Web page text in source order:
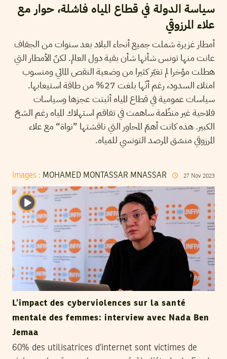
سياسة الدولة في قطاع المياه فاشلة، حوار مع
علاء المرزوقي
أمطار غزيرة شملت جميع أنحاء البلاد بعد سنوات من الجفاف
عانت منها تونس شأنها شأن بقية دول العالم. لكنّ الأمطار التي
هطلت مؤخرا لم تغيّر كثيرا من وضعية النقص المائي ومنسوب
امتلاء السدود، رغم أنّها بلغت 27% من طاقة استيعابها.
سياسات عمومية في قطاع المياه أثبتت عجزها وسياسات
فلاحية غير منظّمة ساهمت في تفاقم استهلاك المياه رغم الشحّ
الكبير. هذه كانت أهمّ المحاور التي ناقشتها ”نواة“ مع علاء
المرزوقي منسّق المرصد التونسي للمياه.
Images : MOHAMED MONTASSAR MNASSAR 27 Nov 2023
L’impact des cyberviolences sur la santé
mentale des femmes: interview avec Nada Ben
Jemaa
60% des utilisatrices d’internet sont victimes de